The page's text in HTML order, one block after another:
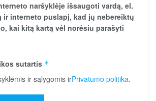
naršyklėje išsaugoti vardą, el.
ir interneto puslapį, kad jų nebereiktų
kai kitą kartą vėl norėsiu parašyti
sutartis *
ir sąlygomis irPrivatumo politika.